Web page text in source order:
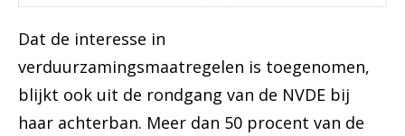
Dat de interesse in
verduurzamingsmaatregelen is toegenomen,
blijkt ook uit de rondgang van de NVDE bij
haar achterban. Meer dan 50 procent van de